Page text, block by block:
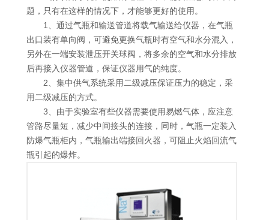
题，只有在这样的情况下，才能够更好的使用。
1、通过气瓶和输送管道将载气输送给仪器，在气瓶
出口装有单向阀，可避免更换气瓶时有空气和水分混入，
另外在一端安装泄压开关球阀，将多余的空气和水分排放
后再接入仪器管道，保证仪器用气的纯度。
2、集中供气系统采用二级减压保证压力的稳定，采
用二级减压的方式。
3、由于实验室有些仪器需要使用易燃气体，应注意
管路尽量短，减少中间接头的连接，同时，气瓶一定装入
防爆气瓶柜内，气瓶输出端接回火器，可阻止火焰回流气
瓶引起的爆炸。